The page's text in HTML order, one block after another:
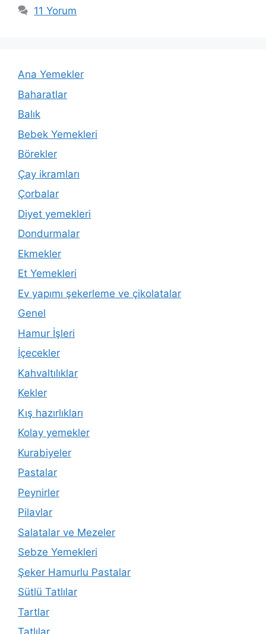
11 Yorum
Ana Yemekler
Baharatlar
Balık
Bebek Yemekleri
Börekler
Çay ikramları
Çorbalar
Diyet yemekleri
Dondurmalar
Ekmekler
Et Yemekleri
Ev yapımı şekerleme ve çikolatalar
Genel
Hamur İşleri
İçecekler
Kahvaltılıklar
Kekler
Kış hazırlıkları
Kolay yemekler
Kurabiyeler
Pastalar
Peynirler
Pilavlar
Salatalar ve Mezeler
Sebze Yemekleri
Şeker Hamurlu Pastalar
Sütlü Tatlılar
Tartlar